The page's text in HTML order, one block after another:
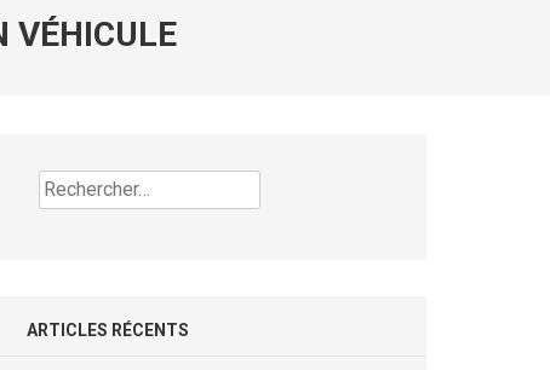
VÉHICULE
Rechercher :
ARTICLES RÉCENTS